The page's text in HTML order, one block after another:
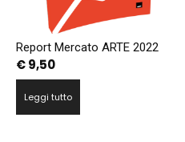
Report Mercato ARTE 2022
€9,50
Leggi tutto